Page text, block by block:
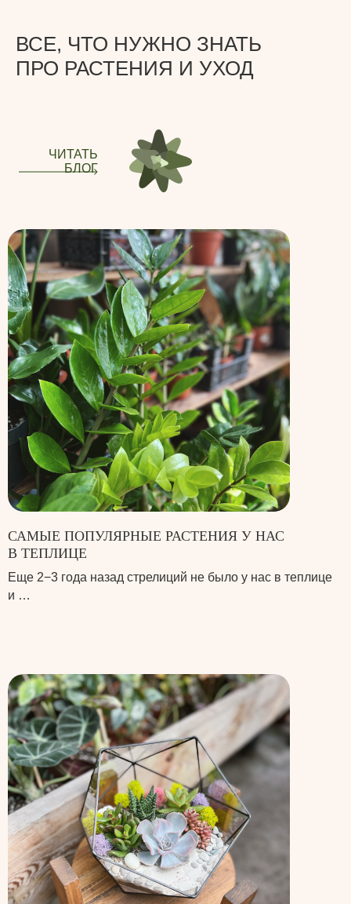
ВСЕ, ЧТО НУЖНО ЗНАТЬ
ПРО РАСТЕНИЯ И УХОД
ЧИТАТЬ
БЛОГ
САМЫЕ ПОПУЛЯРНЫЕ РАСТЕНИЯ У НАС
В ТЕПЛИЦЕ
Еще 2−3 года назад стрелиций не было у нас в теплице
и …